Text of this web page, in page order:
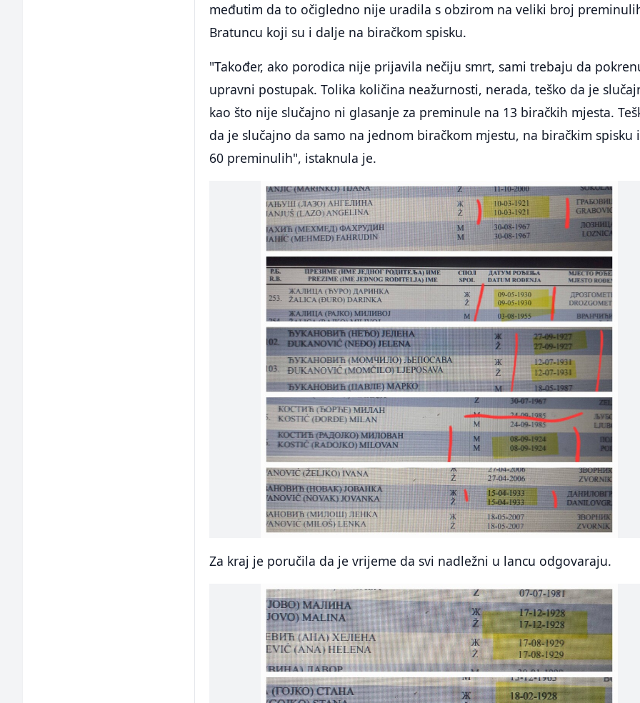
međutim da to očigledno nije uradila s obzirom na veliki broj
Bratuncu koji su i dalje na biračkom spisku.
"Također, ako porodica nije prijavila nečiju smrt, sami trebaju da
upravni postupak. Tolika količina neažurnosti, nerada, teško da je
kao što nije slučajno ni glasanje za preminule na 13 biračkih mjesta.
da je slučajno da samo na jednom biračkom mjestu, na biračkim spisku
60 preminulih", istaknula je.
Za kraj je poručila da je vrijeme da svi nadležni u lancu odgovaraju.